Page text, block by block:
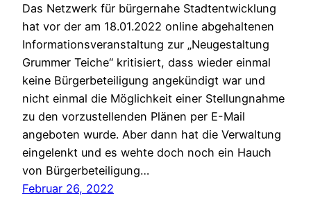
Das Netzwerk für bürgernahe Stadtentwicklung
hat vor der am 18.01.2022 online abgehaltenen
Informationsveranstaltung zur „Neugestaltung
Grummer Teiche“ kritisiert, dass wieder einmal
keine Bürgerbeteiligung angekündigt war und
nicht einmal die Möglichkeit einer Stellungnahme
zu den vorzustellenden Plänen per E-Mail
angeboten wurde. Aber dann hat die Verwaltung
eingelenkt und es wehte doch noch ein Hauch
von Bürgerbeteiligung…
Februar 26, 2022